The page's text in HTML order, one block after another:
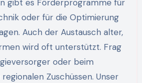
gibt es Förderprogramme für
oder für die Optimierung
Auch der Austausch alter,
wird oft unterstützt. Frag
oder beim
Zuschüssen. Unser